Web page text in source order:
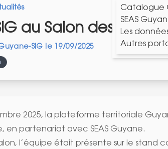
Catalogue
SEAS
Les
Autres
au Salon des
SIG le 19/09/2025
2025, la plateforme territoriale
en partenariat avec SEAS Guyane.
l’équipe était présente sur le stand